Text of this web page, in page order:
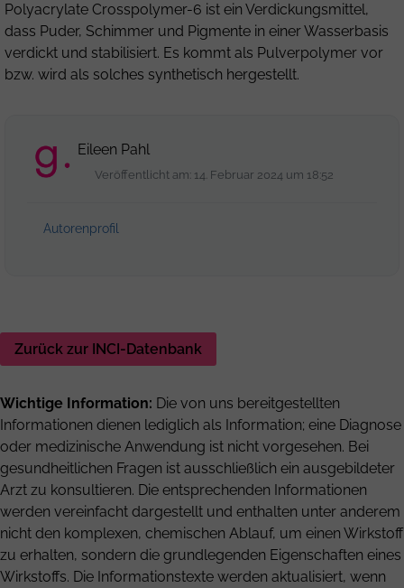
Polyacrylate Crosspolymer-6 ist ein Verdickungsmittel,
dass Puder, Schimmer und Pigmente in einer Wasserbasis
verdickt und stabilisiert. Es kommt als Pulverpolymer vor
bzw. wird als solches synthetisch hergestellt.
Eileen Pahl
Veröffentlicht am: 14. Februar 2024 um 18:52
Autorenprofil
Zurück zur INCI-Datenbank
Wichtige Information: Die von uns bereitgestellten
Informationen dienen lediglich als Information; eine Diagnose
oder medizinische Anwendung ist nicht vorgesehen. Bei
gesundheitlichen Fragen ist ausschließlich ein ausgebildeter
Arzt zu konsultieren. Die entsprechenden Informationen
werden vereinfacht dargestellt und enthalten unter anderem
nicht den komplexen, chemischen Ablauf, um einen Wirkstoff
zu erhalten, sondern die grundlegenden Eigenschaften eines
Wirkstoffs. Die Informationstexte werden aktualisiert, wenn